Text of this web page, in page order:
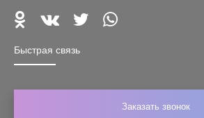
Быстрая связь
Заказать звонок